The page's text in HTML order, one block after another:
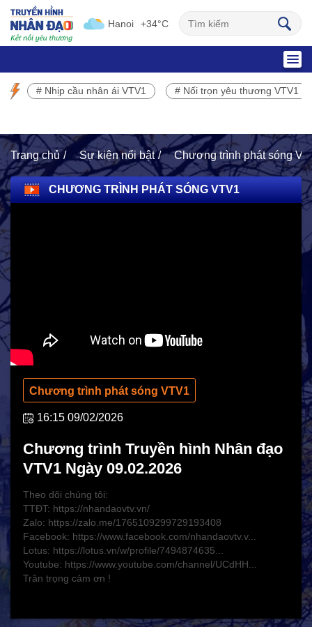
Hanoi +34°C
SỰ KIỆN NỔI BẬT
Hoạt động nhân đạo cả nước
CHÍNH SÁCH AN SINH
Giảm nghèo bền vững
Xây dựng Nông thôn mới
Y tế và sức khỏe
# Nhịp cầu nhân ái VTV1 # Nối trọn yêu thương VTV1
Trang chủ Sự kiện nổi bật Chương trình phát sóng
CHƯƠNG TRÌNH PHÁT SÓNG VTV1
Chương trình phát sóng VTV1
16:15 09/02/2026
Chương trình Truyền hình Nhân đạo
VTV1 Ngày 09.02.2026
Theo dõi chúng tôi:
TTĐT: https://nhandaovtv.vn/
Zalo: https://zalo.me/1765109299729193408
Facebook: https://www.facebook.com/nhandaovtv.v...
Lotus: https://lotus.vn/w/profile/7494874635...
Youtube: https://www.youtube.com/channel/UCdHH...
Trân trọng cảm ơn !